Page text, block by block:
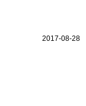
2017-08-28